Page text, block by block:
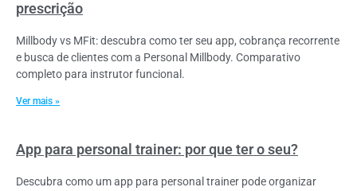
prescrição
Millbody vs MFit: descubra como ter seu app, cobrança recorrente
e busca de clientes com a Personal Millbody. Comparativo
completo para instrutor funcional.
Ver mais »
App para personal trainer: por que ter o seu?
Descubra como um app para personal trainer pode organizar